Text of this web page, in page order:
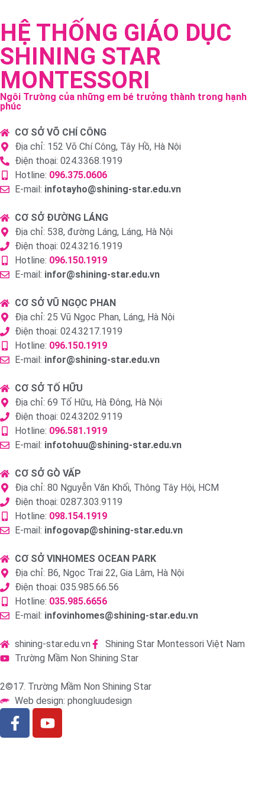
HỆ THỐNG GIÁO DỤC
SHINING STAR
MONTESSORI
Ngôi Trường của những em bé trưởng thành trong hạnh
phúc
CƠ SỞ VÕ CHÍ CÔNG
Địa chỉ: 152 Võ Chí Công, Tây Hồ, Hà Nội
Điện thoại: 024.3368.1919
Hotline: 096.375.0606
E-mail: infotayho@shining-star.edu.vn
CƠ SỞ ĐƯỜNG LÁNG
Địa chỉ: 538, đường Láng, Láng, Hà Nội
Điện thoại: 024.3216.1919
Hotline: 096.150.1919
E-mail: infor@shining-star.edu.vn
CƠ SỞ VŨ NGỌC PHAN
Địa chỉ: 25 Vũ Ngọc Phan, Láng, Hà Nội
Điện thoại: 024.3217.1919
Hotline: 096.150.1919
E-mail: infor@shining-star.edu.vn
CƠ SỞ TỐ HỮU
Địa chỉ: 69 Tố Hữu, Hà Đông, Hà Nội
Điện thoại: 024.3202.9119
Hotline: 096.581.1919
E-mail: infotohuu@shining-star.edu.vn
CƠ SỞ GÒ VẤP
Địa chỉ: 80 Nguyễn Văn Khối, Thông Tây Hội, HCM
Điện thoại: 0287.303.9119
Hotline: 098.154.1919
E-mail: infogovap@shining-star.edu.vn
CƠ SỞ VINHOMES OCEAN PARK
Địa chỉ: B6, Ngọc Trai 22, Gia Lâm, Hà Nội
Điện thoại: 035.985.66.56
Hotline: 035.985.6656
E-mail: infovinhomes@shining-star.edu.vn
shining-star.edu.vn
Shining Star Montessori Việt Nam
Trường Mầm Non Shining Star
2©17. Trường Mầm Non Shining Star
Web design: phongluudesign